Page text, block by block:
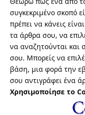
συγκεκριμένο σκοπό
πρέπει να κάνεις
τα άρθρα σου, να
να αναζητούνται και
σου. Μπορείς να
βάση, μια φορά την
σου αντιγράφει ένα
Χρησιμοποίησε το